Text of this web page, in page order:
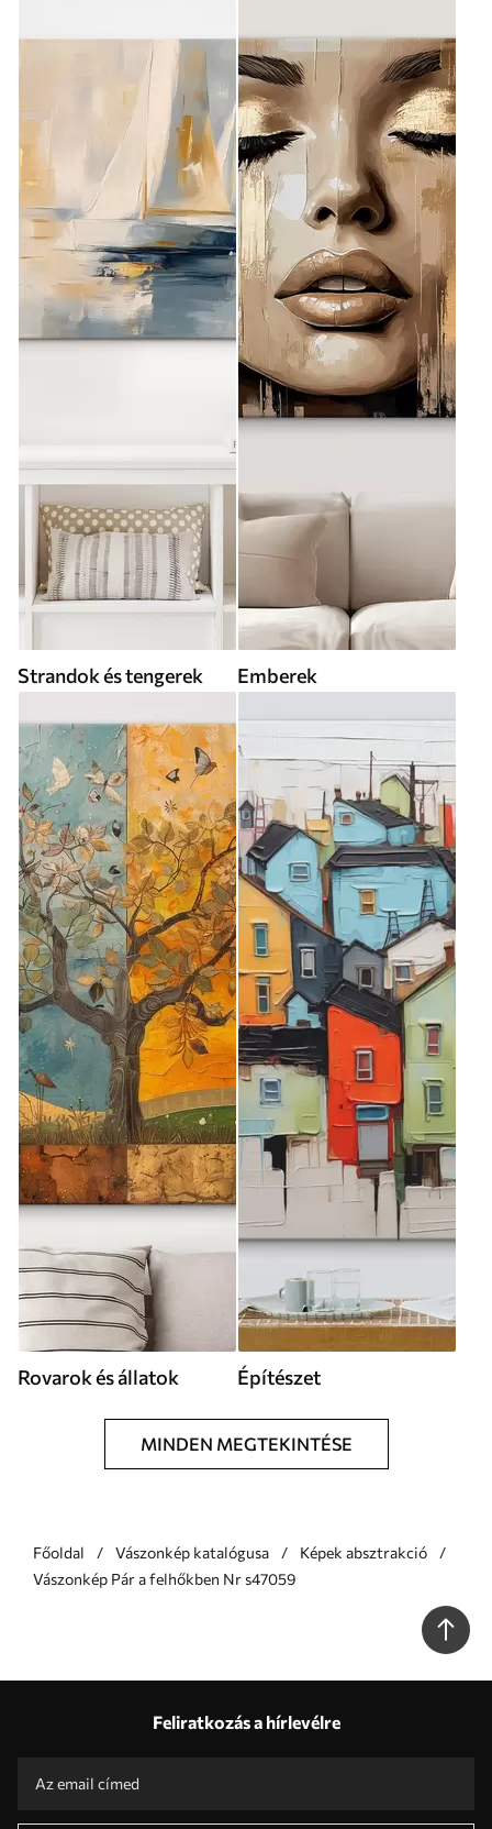
Strandok és tengerek Emberek
Rovarok és állatok Építészet
MINDEN MEGTEKINTÉSE
Főoldal Vászonkép katalógusa
Képek absztrakció
Vászonkép Pár a felhőkben Nr s47059
Feliratkozás a hírlevélre